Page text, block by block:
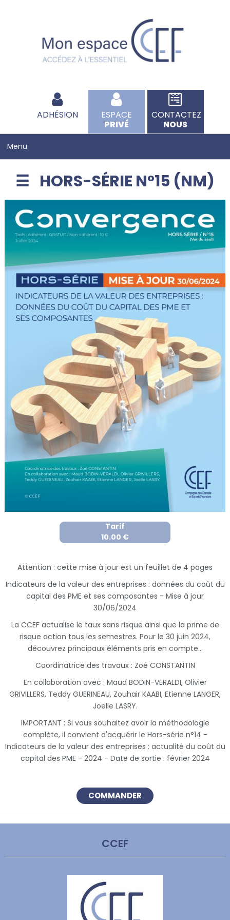
ADHÉSION
ESPACE
PRIVÉ
CONTACTEZ
NOUS
HORS-SÉRIE N°15 (NM)
Tarif
10.00 €
Attention : cette mise à jour est un feuillet de 4 pages
Indicateurs de la valeur des entreprises : données du coût du
capital des PME et ses composantes - Mise à jour
30/06/2024
La CCEF actualise le taux sans risque ainsi que la prime de
risque action tous les semestres. Pour le 30 juin 2024,
découvrez principaux éléments pris en compte...
Coordinatrice des travaux : Zoé CONSTANTIN
En collaboration avec : Maud BODIN-VERALDI, Olivier
GRIVILLERS, Teddy GUERINEAU, Zouhair KAABI, Etienne LANGER,
Joëlle LASRY.
IMPORTANT : Si vous souhaitez avoir la méthodologie
complète, il convient d'acquérir le Hors-série n°14 -
Indicateurs de la valeur des entreprises : actualité du coût du
capital des PME - 2024 - Date de sortie : février 2024
COMMANDER
CCEF